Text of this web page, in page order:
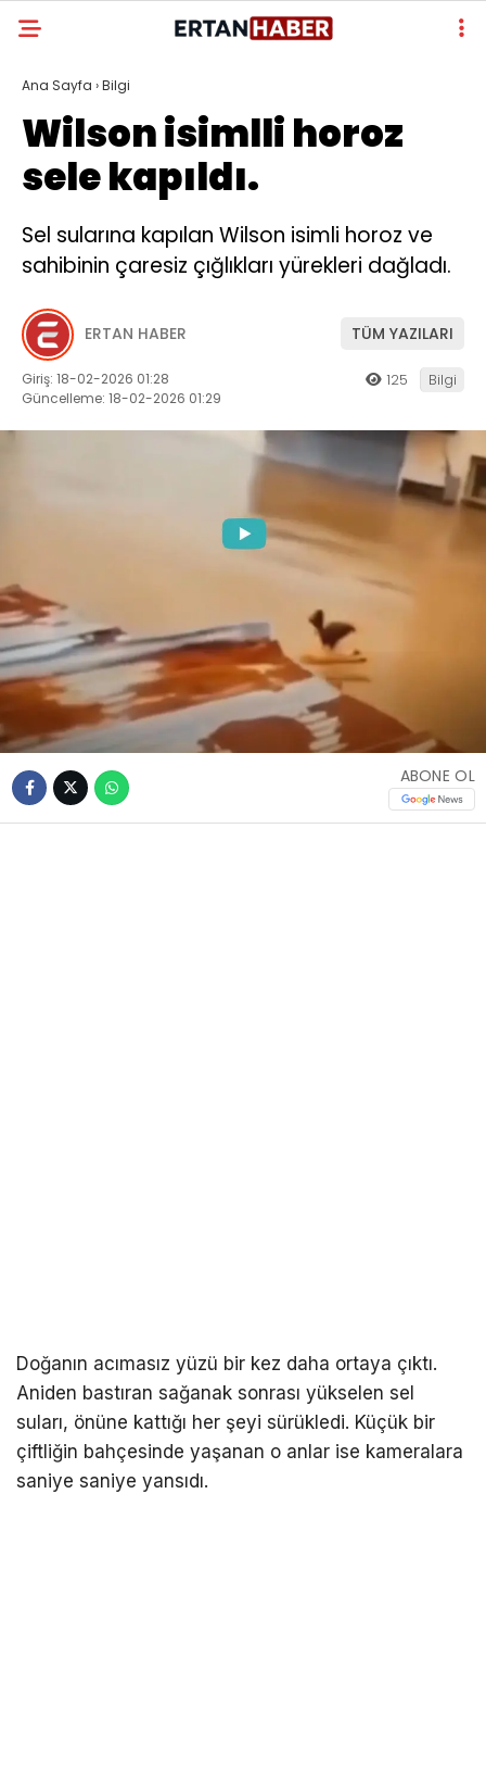
Ana Sayfa ›Bilgi
Wilson isimlli horoz
sele kapıldı.
Sel sularına kapılan Wilson isimli horoz ve
sahibinin çaresiz çığlıkları yürekleri dağladı.
ERTAN HABER TÜM YAZILARI
Giriş: 18-02-2026 01:28
Güncelleme: 18-02-2026 01:29
125 Bilgi
ABONE OL
Doğanın acımasız yüzü bir kez daha ortaya çıktı.
Aniden bastıran sağanak sonrası yükselen sel
suları, önüne kattığı her şeyi sürükledi. Küçük bir
çiftliğin bahçesinde yaşanan o anlar ise kameralara
saniye saniye yansıdı.